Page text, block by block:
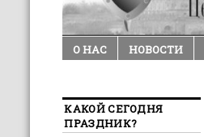
О НАС НОВОСТИ
КАКОЙ СЕГОДНЯ
ПРАЗДНИК?